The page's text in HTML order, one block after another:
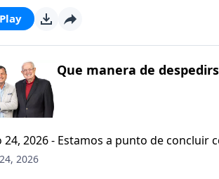
desarrollar relaciones
Play
Que manera de
24, 2026 - Estamos a punto de
titulado: Cristianismo Contagioso. En este escrito vemos una despedida franca. En
2026